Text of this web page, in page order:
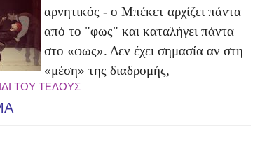
αρνητικός - ο Μπέκετ αρχίζει πάντα
από το "φως" και καταλήγει πάντα
στο «φως». Δεν έχει σημασία αν στη
«μέση» της διαδρομής,
ΤΟΥ ΤΕΛΟΥΣ